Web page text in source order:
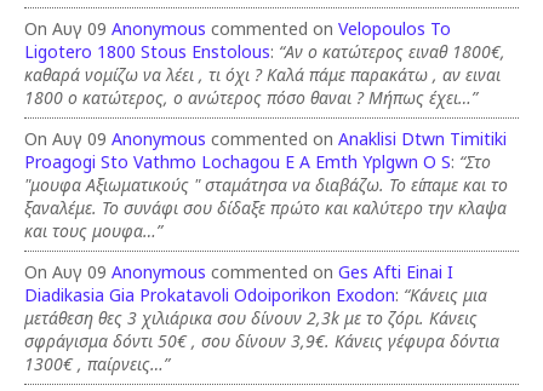
On Αυγ 09 Anonymous commented on Velopoulos To
Ligotero 1800 Stous Enstolous: “Αν ο κατώτερος ειναθ 1800€,
καθαρά νομίζω να λέει , τι όχι ? Καλά πάμε παρακάτω , αν ειναι
1800 ο κατώτερος, ο ανώτερος πόσο θαναι ? Μήπως έχει…”
On Αυγ 09 Anonymous commented on Anaklisi Dtwn Timitiki
Proagogi Sto Vathmo Lochagou E A Emth Yplgwn O S: “Στο
"μουφα Αξιωματικούς " σταμάτησα να διαβάζω. Το είπαμε και το
ξαναλέμε. Το συνάφι σου δίδαξε πρώτο και καλύτερο την κλαψα
και τους μουφα…”
On Αυγ 09 Anonymous commented on Ges Afti Einai I
Diadikasia Gia Prokatavoli Odoiporikon Exodon: “Κάνεις μια
μετάθεση θες 3 χιλιάρικα σου δίνουν 2,3k με το ζόρι. Κάνεις
σφράγισμα δόντι 50€ , σου δίνουν 3,9€. Κάνεις γέφυρα δόντια
1300€ , παίρνεις…”